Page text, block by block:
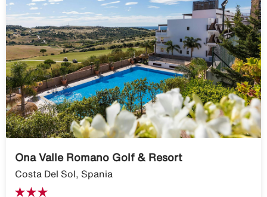
Ona Valle Romano Golf & Resort
Costa Del Sol, Spania